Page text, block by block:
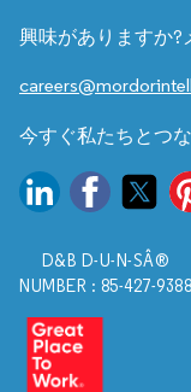
興味がありますか?
今すぐ私たちとつ
D&B D-U-N-SÂ®
NUMBER : 85-427-9388